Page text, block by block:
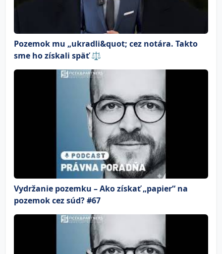
Pozemok mu „ukradli&quot; cez notára. Takto
sme ho získali späť ⚖️
Vydržanie pozemku – Ako získať „papier“ na
pozemok cez súd? #67